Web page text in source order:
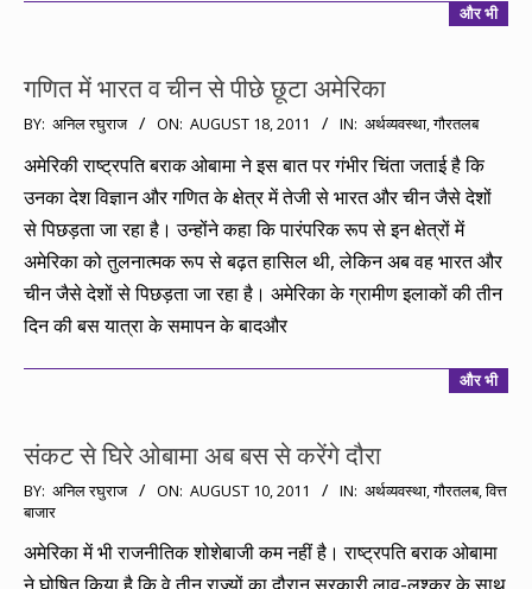
और भी
गणित में भारत व चीन से पीछे छूटा अमेरिका
2011-
08-
BY: अनिल रघुराज ON: AUGUST 18, 2011 IN: अर्थव्यवस्था,गौरतलब
अमेरिकी राष्ट्रपति बराक ओबामा ने इस बात पर गंभीर चिंता जताई है कि
उनका देश विज्ञान और गणित के क्षेत्र में तेजी से भारत और चीन जैसे देशों
से पिछड़ता जा रहा है। उन्होंने कहा कि पारंपरिक रूप से इन क्षेत्रों में
अमेरिका को तुलनात्मक रूप से बढ़त हासिल थी, लेकिन अब वह भारत और
चीन जैसे देशों से पिछड़ता जा रहा है। अमेरिका के ग्रामीण इलाकों की तीन
दिन की बस यात्रा के समापन के बादऔर
और भी
संकट से घिरे ओबामा अब बस से करेंगे दौरा
2011-
08-
10
BY: अनिल रघुराज ON: AUGUST 10, 2011 IN: अर्थव्यवस्था,गौरतलब,वित्त
बाजार
अमेरिका में भी राजनीतिक शोशेबाजी कम नहीं है। राष्ट्रपति बराक ओबामा